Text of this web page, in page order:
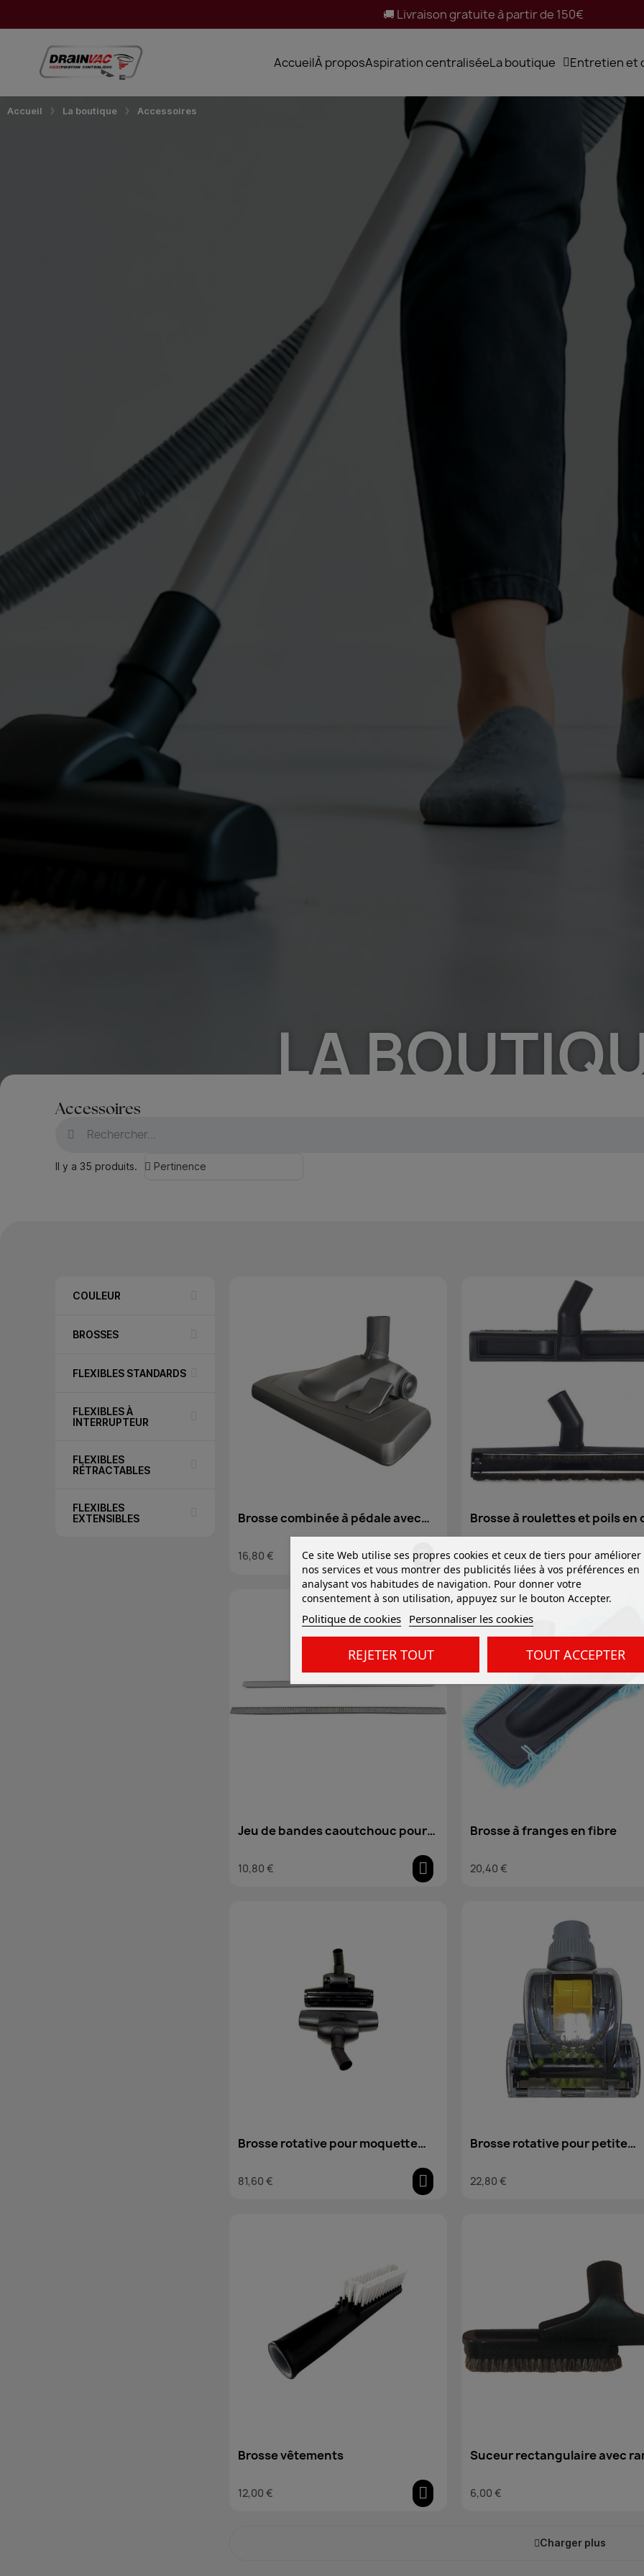
🚚 Livraison gratuite à partir de 150€
AccueilÀ proposAspiration centraliséeLa boutique Entretien et
Accueil La boutique Accessoires
LA
Accessoires
Il y a 35 produits.
COULEUR
BROSSES
FLEXIBLES STANDARDS
FLEXIBLES À
INTERRUPTEUR
FLEXIBLES
RÉTRACTABLES
FLEXIBLES
EXTENSIBLES
Brosse combinée à pédale avec
roulettes pour sol lisse et
moquette
16,80 €
Brosse à roulettes et poils en
pour sol lisse
26,00 €
Jeu de bandes caoutchouc pour
10,80 €
Brosse à franges en fibre
20,40 €
Brosse rotative pour moquette
81,60 €
Brosse rotative pour petite
22,80 €
Brosse vêtements
12,00 €
Suceur rectangulaire avec
6,00 €
Charger plus
Ce site Web utilise ses propres cookies et ceux de tiers pour améliorer
nos services et vous montrer des publicités liées à vos préférences en
analysant vos habitudes de navigation. Pour donner votre
consentement à son utilisation, appuyez sur le bouton Accepter.
Politique de cookies Personnaliser les cookies
REJETER TOUT TOUT ACCEPTER